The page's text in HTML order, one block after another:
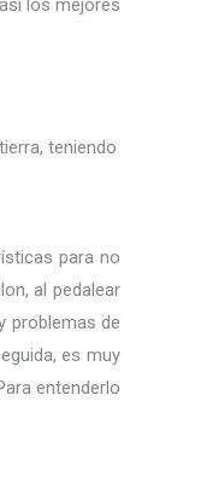
los mejores
teniendo
para no
al pedalear
problemas de
es muy
entenderlo